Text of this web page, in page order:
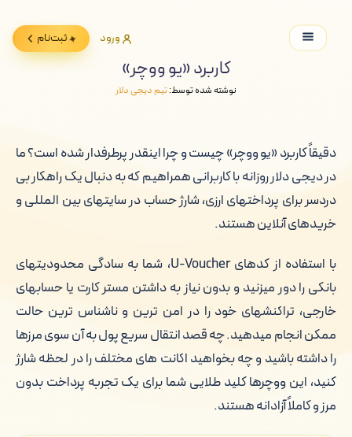
ورود ثبت‌نام
کاربرد «یو ووچر»
نوشته شده توسط:تیم دیجی دلار
دقیقاً کاربرد «یو ووچر» چیست و چرا اینقدر پرطرفدار شده است؟ ما
در دیجی دلار روزانه با کاربرانی همراهیم که به دنبال یک راهکار بی
دردسر برای پرداختهای ارزی، شارژ حساب در سایتهای بین المللی و
خریدهای آنلاین هستند.
با استفاده از کدهای U-Voucher، شما به سادگی محدودیتهای
بانکی را دور میزنید و بدون نیاز به داشتن مستر کارت یا حسابهای
خارجی، تراکنشهای خود را در امن ترین و ناشناس ترین حالت
ممکن انجام میدهید. چه قصد انتقال سریع پول به آن سوی مرزها
را داشته باشید و چه بخواهید اکانت های مختلف را در لحظه شارژ
کنید، این ووچرها کلید طلایی شما برای یک تجربه پرداخت بدون
مرز و کاملاً آزادانه هستند.